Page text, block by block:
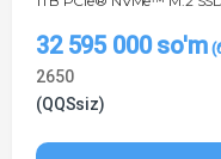
32 595 000so'm
2650
(QQSsiz)